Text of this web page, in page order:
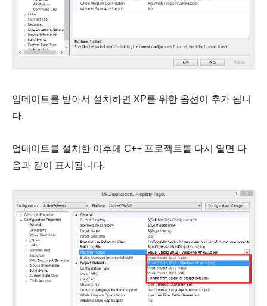
업데이트를 받아서 설치하면 XP를 위한 옵션이 추가 됩니
다.
업데이트를 설치한 이후에 C++ 프로젝트를 다시 열면 다
음과 같이 표시됩니다.